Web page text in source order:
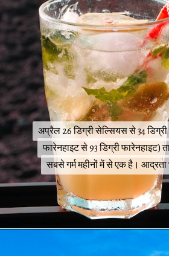
अप्रैल 26 डिग्री सेल्सियस से 34
फारेनहाइट से 93 डिग्री फारेनहाइट)
सबसे गर्म महीनों में से एक है। आद्रता
अप्रैल 26 डिग्री सेल्सियस से 34
फारेनहाइट से 93 डिग्री फारेनहाइट)
सबसे गर्म महीनों में से एक है। आद्रता